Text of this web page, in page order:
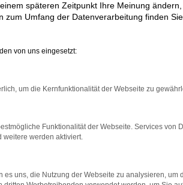
bestimmter Seiten verhindern.
beheben.
auf dem neuesten Stand sind.
späteren Zeitpunkt Ihre Meinung
zum Umfang der Datenverarbeitung finden
von uns eingesetzt:
um die Kernfunktionalität der Webseite zu
Funktionalität der Webseite. Services von
weitere werden aktiviert.
es uns, die Nutzung der Webseite zu analysieren,